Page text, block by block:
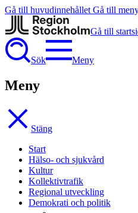
Gå till huvudinnehållet Gå till
Gå till
Sök Meny
Meny
Stäng
Start
Hälso- och sjukvård
Kultur
Kollektivtrafik
Regional utveckling
Demokrati och politik